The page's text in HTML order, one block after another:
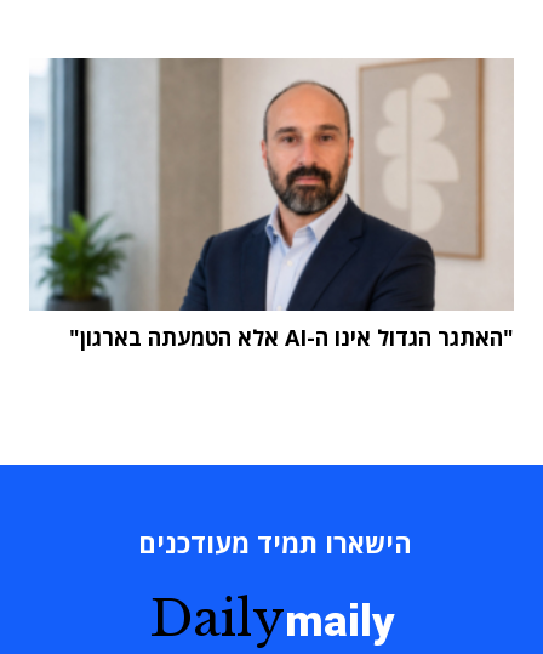
"האתגר הגדול אינו ה-AI אלא הטמעתה בארגון"
הישארו תמיד מעודכנים
Dailymaily